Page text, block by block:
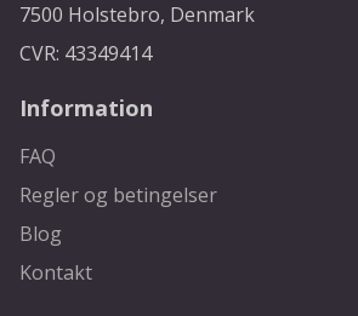
7500 Holstebro, Denmark
CVR: 43349414
Information
FAQ
Regler og betingelser
Blog
Kontakt